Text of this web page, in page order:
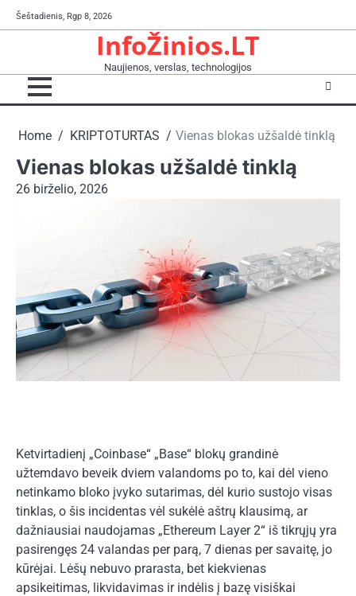
Skip
to
Šeštadienis, Rgp 8, 2026
InfoŽinios.LT
Naujienos, verslas, technologijos
Home KRIPTOTURTAS Vienas blokas užšaldė tinklą
Vienas blokas užšaldė tinklą
26 birželio, 2026
Ketvirtadienį „Coinbase“ „Base“ blokų grandinė
užtemdavo beveik dviem valandoms po to, kai dėl vieno
netinkamo bloko įvyko sutarimas, dėl kurio sustojo visas
tinklas, o šis incidentas vėl sukėlė aštrų klausimą, ar
dažniausiai naudojamas „Ethereum Layer 2“ iš tikrųjų yra
pasirengęs 24 valandas per parą, 7 dienas per savaitę, jo
kūrėjai. Lėšų nebuvo prarasta, bet kiekvienas
apsikeitimas, likvidavimas ir indėlis į bazę visiškai